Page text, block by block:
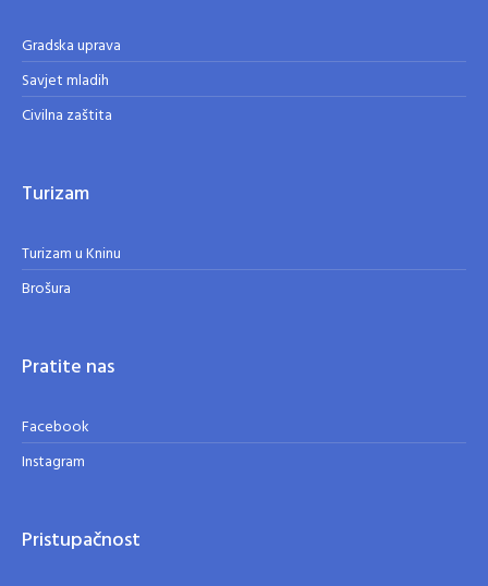
Gradska uprava
Savjet mladih
Civilna zaštita
Turizam
Turizam u Kninu
Brošura
Pratite nas
Facebook
Instagram
Pristupačnost